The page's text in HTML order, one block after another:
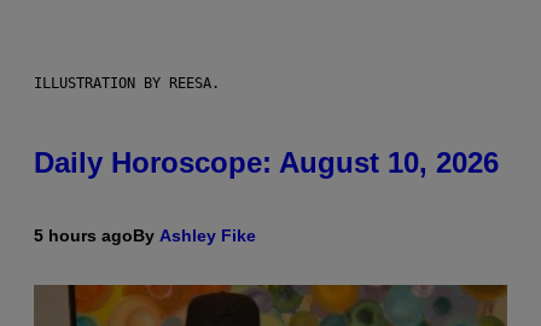
ILLUSTRATION BY REESA.
Daily Horoscope: August 10, 2026
5 hours agoBy Ashley Fike